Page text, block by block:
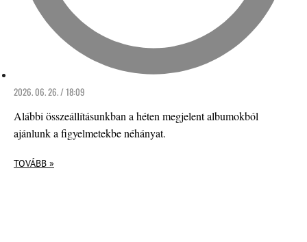
2026. 06. 26. / 18:09
Alábbi összeállításunkban a héten megjelent albumokból
ajánlunk a figyelmetekbe néhányat.
TOVÁBB »